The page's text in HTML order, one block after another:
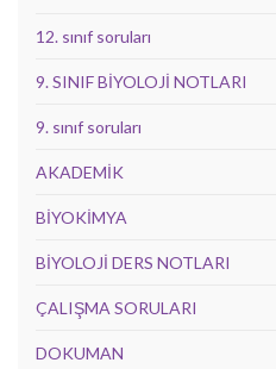
12. sınıf soruları
9. SINIF BİYOLOJİ NOTLARI
9. sınıf soruları
AKADEMİK
BİYOKİMYA
BİYOLOJİ DERS NOTLARI
ÇALIŞMA SORULARI
DOKUMAN